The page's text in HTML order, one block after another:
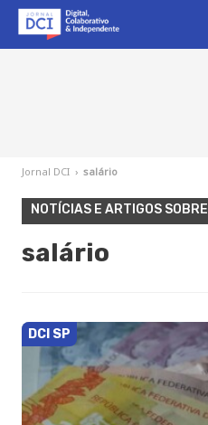
Jornal DCI › salário
NOTÍCIAS E ARTIGOS SOBRE
salário
DCI SP